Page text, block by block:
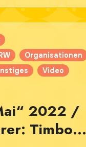
Organisationen
Video
2022 /
Timbo /